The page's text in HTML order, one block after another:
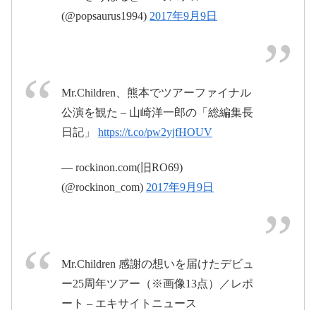
pic.twitter.com/FzGduVGXC2
2017年9月8日
2017年9月9日
(@popsaurus1994) 2017年9月9日
Mr.Children、熊本でツアーファイナル
公演を観た – 山崎洋一郎の「総編集長
日記」 https://t.co/pw2yjfHOUV
— rockinon.com(旧RO69)
(@rockinon_com) 2017年9月9日
Mr.Children 感謝の想いを届けたデビュ
ー25周年ツアー（※画像13点）／レポ
ート – エキサイトニュース